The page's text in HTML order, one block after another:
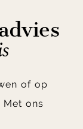
of op
ons